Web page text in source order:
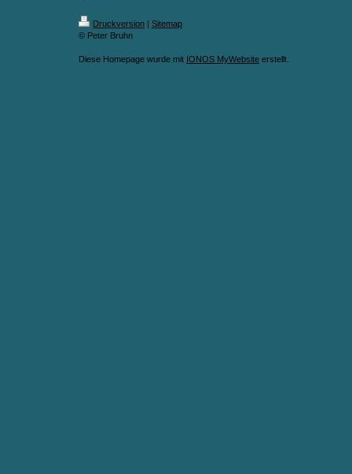
Druckversion | Sitemap
© Peter Bruhn
Diese Homepage wurde mit IONOS MyWebsite erstellt.